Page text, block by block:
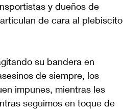
y dueños de
de cara al plebiscito
su bandera en
de siempre, los
impunes, mientras les
seguimos en toque de